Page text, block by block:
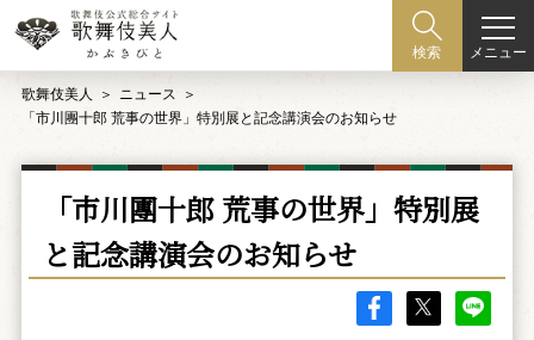
検索 メニュー
歌舞伎美人
ニュース
「市川團十郎 荒事の世界」特別展と記念講演会のお知らせ
「市川團十郎 荒事の世界」特別展
と記念講演会のお知らせ